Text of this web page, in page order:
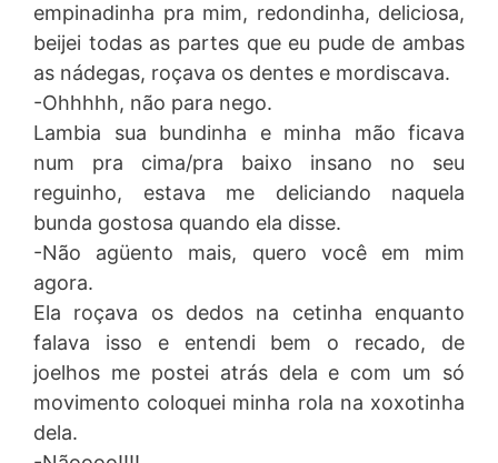
empinadinha pra mim, redondinha, deliciosa,
beijei todas as partes que eu pude de ambas
as nádegas, roçava os dentes e mordiscava.
-Ohhhhh, não para nego.
Lambia sua bundinha e minha mão ficava
num pra cima/pra baixo insano no seu
reguinho, estava me deliciando naquela
bunda gostosa quando ela disse.
-Não agüento mais, quero você em mim
agora.
Ela roçava os dedos na cetinha enquanto
falava isso e entendi bem o recado, de
joelhos me postei atrás dela e com um só
movimento coloquei minha rola na xoxotinha
dela.